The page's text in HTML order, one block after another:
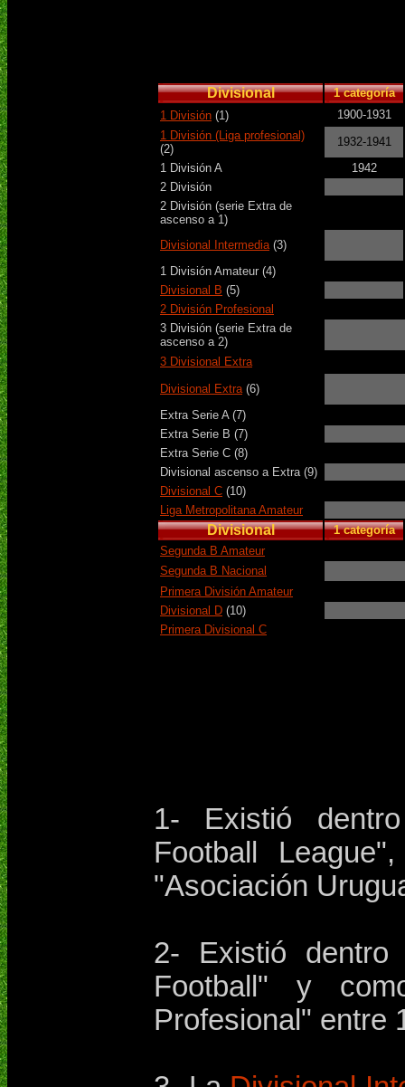
Divisional
1 categoría
1 División (1)
1900-1931
1 División (Liga profesional)
(2)
1932-1941
1 División A
1942
2 División
2 División (serie Extra de
ascenso a 1)
Divisional Intermedia(3)
1 División Amateur (4)
Divisional B (5)
2 División Profesional
3 División (serie Extra de
ascenso a 2)
3 Divisional Extra
Divisional Extra(6)
Extra Serie A (7)
Extra Serie B (7)
Extra Serie C (8)
Divisional ascenso a Extra (9)
Divisional C (10)
Liga Metropolitana Amateur
Divisional
1 categoría
Segunda B Amateur
Segunda B Nacional
Primera División Amateur
Divisional D (10)
Primera Divisional C
1- Existió
Football
"Asociación
2- Existió
Football" y
Profesional" entre